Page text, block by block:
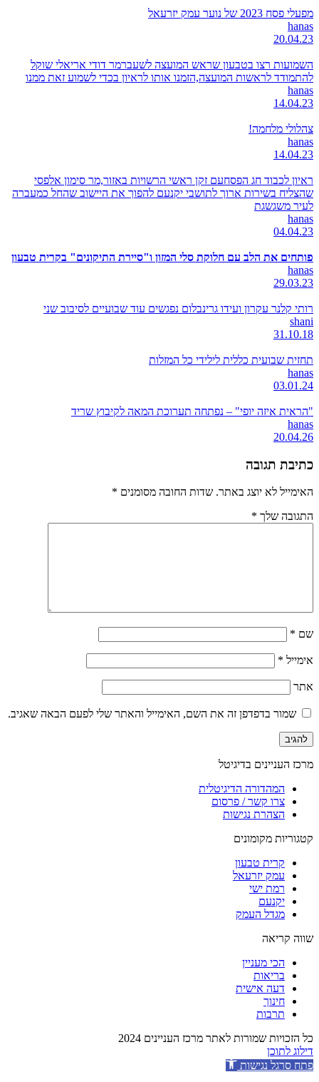
מפעלי פסח 2023 של נוער עמק יזרעאל
hanas
20.04.23
השמועות רצו בטבעון שראש המועצה לשעברמר דודי אריאלי שוקל
להתמודד לראשות המועצה,הזמנו אותו לראיון בכדי לשמוע זאת ממנו
hanas
14.04.23
צהלולי מלחמה!
hanas
14.04.23
ראיון לכבוד חג הפסחעם זקן ראשי הרשויות באזור,מר סימון אלפסי
שהצליח בשירות ארוך לתושבי יקנעם להפוך את היישוב שהחל כמעברה
לעיר משגשגת
hanas
04.04.23
פותחים את הלב עם חלוקת סלי המזון ו"סיירת התיקונים" בקרית טבעון
hanas
29.03.23
רותי קלנר עקרון ועידו גרינבלום נפגשים עוד שבועיים לסיבוב שני
shani
31.10.18
תחזית שבועית כללית לילידי כל המזלות
hanas
03.01.24
"הראית איזה יופי" – נפתחה תערוכת המאה לקיבוץ שריד
hanas
20.04.26
כתיבת תגובה
האימייל לא יוצג באתר. שדות החובה מסומנים *
התגובה שלך *
שם *
אימייל *
אתר
שמור בדפדפן זה את השם, האימייל והאתר שלי לפעם הבאה שאגיב.
מרכז העניינים בדיגיטל
המהדורה הדיגיטלית
צרו קשר / פרסום
הצהרת נגישות
קטגוריות מקומונים
קרית טבעון
עמק יזרעאל
רמת ישי
יקנעם
מגדל העמק
שווה קריאה
הכי מעניין
בריאות
דעה אישית
חינוך
תרבות
כל הזכויות שמורות לאתר מרכז העניינים 2024
דילוג לתוכן
פתח סרגל נגישות